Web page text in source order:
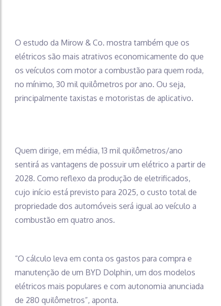
O estudo da Mirow & Co. mostra também que os
elétricos são mais atrativos economicamente do que
os veículos com motor a combustão para quem roda,
no mínimo, 30 mil quilômetros por ano. Ou seja,
principalmente taxistas e motoristas de aplicativo.
Quem dirige, em média, 13 mil quilômetros/ano
sentirá as vantagens de possuir um elétrico a partir de
2028. Como reflexo da produção de eletrificados,
cujo início está previsto para 2025, o custo total de
propriedade dos automóveis será igual ao veículo a
combustão em quatro anos.
“O cálculo leva em conta os gastos para compra e
manutenção de um BYD Dolphin, um dos modelos
elétricos mais populares e com autonomia anunciada
de 280 quilômetros”, aponta.